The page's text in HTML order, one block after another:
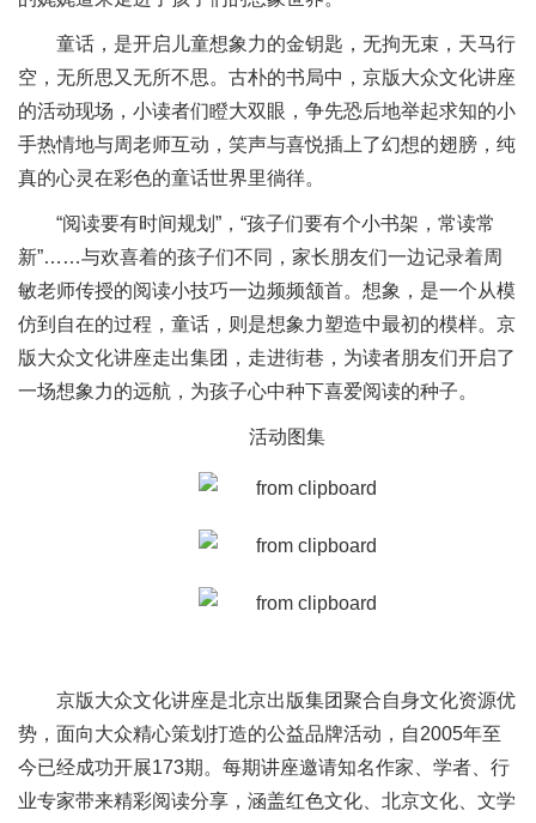
童话，是开启儿童想象力的金钥匙，无拘无束，天马行
空，无所思又无所不思。古朴的书局中，京版大众文化讲座
的活动现场，小读者们瞪大双眼，争先恐后地举起求知的小
手热情地与周老师互动，笑声与喜悦插上了幻想的翅膀，纯
真的心灵在彩色的童话世界里徜徉。
“阅读要有时间规划”，“孩子们要有个小书架，常读常
新”……与欢喜着的孩子们不同，家长朋友们一边记录着周
敏老师传授的阅读小技巧一边频频颔首。想象，是一个从模
仿到自在的过程，童话，则是想象力塑造中最初的模样。京
版大众文化讲座走出集团，走进街巷，为读者朋友们开启了
一场想象力的远航，为孩子心中种下喜爱阅读的种子。
活动图集
京版大众文化讲座是北京出版集团聚合自身文化资源优
势，面向大众精心策划打造的公益品牌活动，自2005年至
今已经成功开展173期。每期讲座邀请知名作家、学者、行
业专家带来精彩阅读分享，涵盖红色文化、北京文化、文学